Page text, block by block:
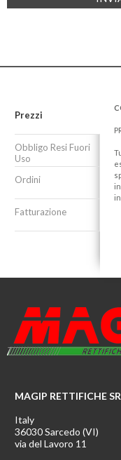
Prezzi
Obbligo Resi Fuori
Uso
Ordini
Fatturazione
MAGIP RETTIFICHE
Italy
36030 Sarcedo (VI)
via del Lavoro 11